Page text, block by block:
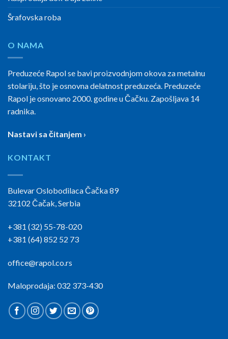
Šrafovska roba
O NAMA
Preduzeće Rapol se bavi proizvodnjom okova za metalnu
stolariju, što je osnovna delatnost preduzeća. Preduzeće
Rapol je osnovano 2000. godine u Čačku. Zapošljava 14
radnika.
Nastavi sa čitanjem ›
KONTAKT
Bulevar Oslobodilaca Čačka 89
32102 Čačak, Serbia
+381 (32) 55-78-020
+381 (64) 852 52 73
office@rapol.co.rs
Maloprodaja: 032 373-430